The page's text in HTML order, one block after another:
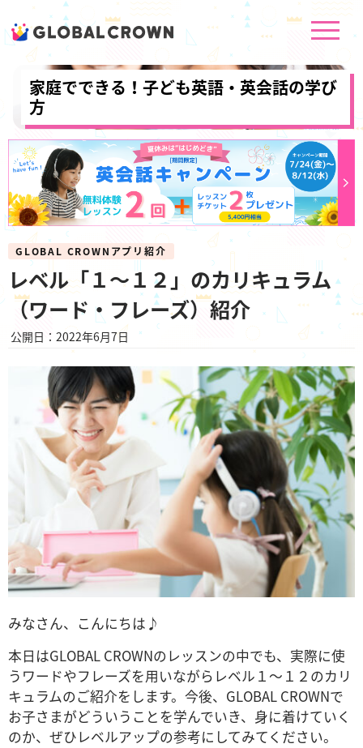
家庭でできる！子ども英語・英会話の学び
方
GLOBAL CROWNアプリ紹介
レベル「１～１２」のカリキュラム
（ワード・フレーズ）紹介
公開日：2022年6月7日
みなさん、こんにちは♪
本日はGLOBAL CROWNのレッスンの中でも、実際に使
うワードやフレーズを用いながらレベル１～１２のカリ
キュラムのご紹介をします。今後、GLOBAL CROWNで
お子さまがどういうことを学んでいき、身に着けていく
のか、ぜひレベルアップの参考にしてみてください。